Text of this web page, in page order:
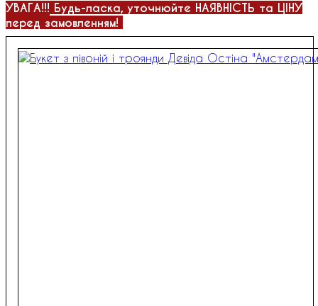
УВАГА!!! Будь-ласка, уточнюйте НАЯВНІСТЬ та ЦІНУ
перед замовленням!